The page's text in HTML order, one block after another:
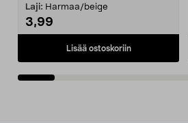
Laji: Harmaa/beige
3,99
Lisää ostoskoriin